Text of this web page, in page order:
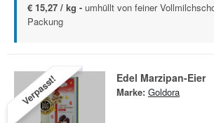
€ 15,27 / kg - umhüllt von feiner
Packung
Verpasst! Edel Marzipan-Eier
Marke: Goldora